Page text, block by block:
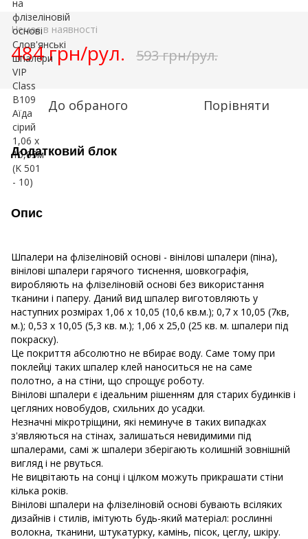
Немає в наявності
484 грн/рул. 593 грн/рул.
До обраного Порівняти
Додатковий блок
Опис
Шпалери на флізеліновій основі - вінілові шпалери (піна),
вінілові шпалери гарячого тиснення, шовкографія,
виробляють на флізеліновій основі без використання
тканини і паперу. Даний вид шпалер виготовляють у
наступних розмірах 1,06 х 10,05 (10,6 кв.м.); 0,7 х 10,05 (7кв,
м.); 0,53 х 10,05 (5,3 кв. м.); 1,06 х 25,0 (25 кв. м. шпалери під
покраску).
Це покриття абсолютно не вбирає воду. Саме тому при
поклейці таких шпалер клей наноситься не на саме
полотно, а на стіни, що спрощує роботу.
Вінілові шпалери є ідеальним рішенням для старих будинків і
цегляних новобудов, схильних до усадки.
Незначні мікротріщини, які неминуче в таких випадках
з'являються на стінах, залишаться невидимими під
шпалерами, самі ж шпалери зберігають колишній зовнішній
вигляд і не рвуться.
Не вицвітають на сонці і цілком можуть прикрашати стіни
кілька років.
Вінілові шпалери на флізеліновій основі бувають всіляких
дизайнів і стилів, імітують будь-який матеріал: рослинні
волокна, тканини, штукатурку, камінь, пісок, цеглу, шкіру.